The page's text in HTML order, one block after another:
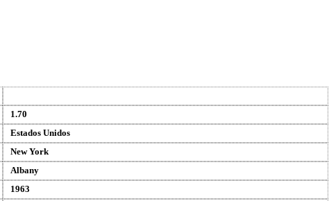
1.70
Estados Unidos
New York
Albany
1963